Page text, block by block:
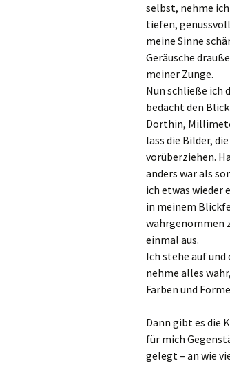
selbst, nehme
tiefen,
meine Sinne
Geräusche
meiner Zunge.
Nun schließe ich
bedacht den
Dorthin,
lass die Bilder,
vorüberziehen.
anders war als
ich etwas wieder
in meinem
wahrgenommen
einmal aus.
Ich stehe auf
nehme alles
Farben und
Dann gibt es die
für mich
gelegt – an wie